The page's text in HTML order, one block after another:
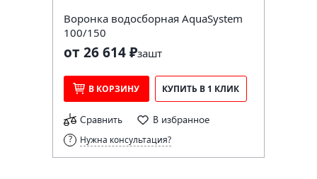
Воронка водосборная AquaSystem
100/150
от 26 614 ₽зашт
В КОРЗИНУ КУПИТЬ В 1 КЛИК
Сравнить В избранное
Нужна консультация?